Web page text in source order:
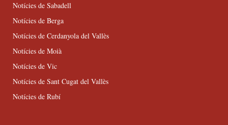
Notícies de Sabadell
Notícies de Berga
Notícies de Cerdanyola del Vallès
Notícies de Moià
Notícies de Vic
Notícies de Sant Cugat del Vallès
Notícies de Rubí